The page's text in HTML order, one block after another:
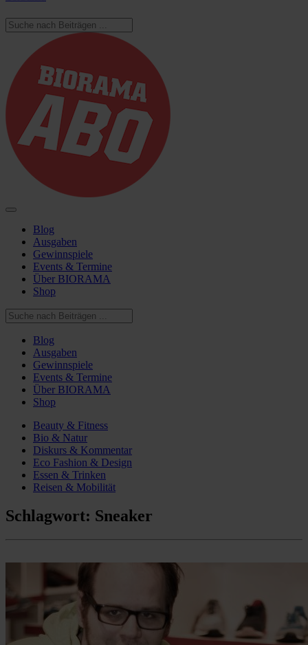
Blog
Ausgaben
Gewinnspiele
Events & Termine
Über BIORAMA
Shop
Blog
Ausgaben
Gewinnspiele
Events & Termine
Über BIORAMA
Shop
Beauty & Fitness
Bio & Natur
Diskurs & Kommentar
Eco Fashion & Design
Essen & Trinken
Reisen & Mobilität
Schlagwort: Sneaker